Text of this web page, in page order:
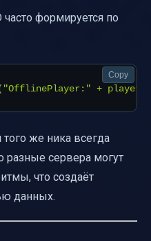
часто формируется по
Copy
того же ника всегда
разные сервера могут
что создаёт
данных.